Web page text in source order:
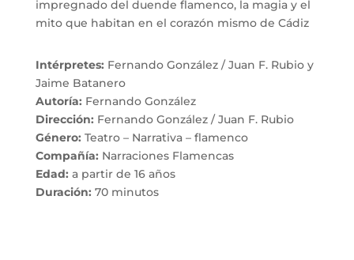
impregnado del duende flamenco, la magia y el
mito que habitan en el corazón mismo de Cádiz
Intérpretes: Fernando González / Juan F. Rubio y
Jaime Batanero
Autoría: Fernando González
Dirección: Fernando González / Juan F. Rubio
Género: Teatro – Narrativa – flamenco
Compañía: Narraciones Flamencas
Edad: a partir de 16 años
Duración: 70 minutos